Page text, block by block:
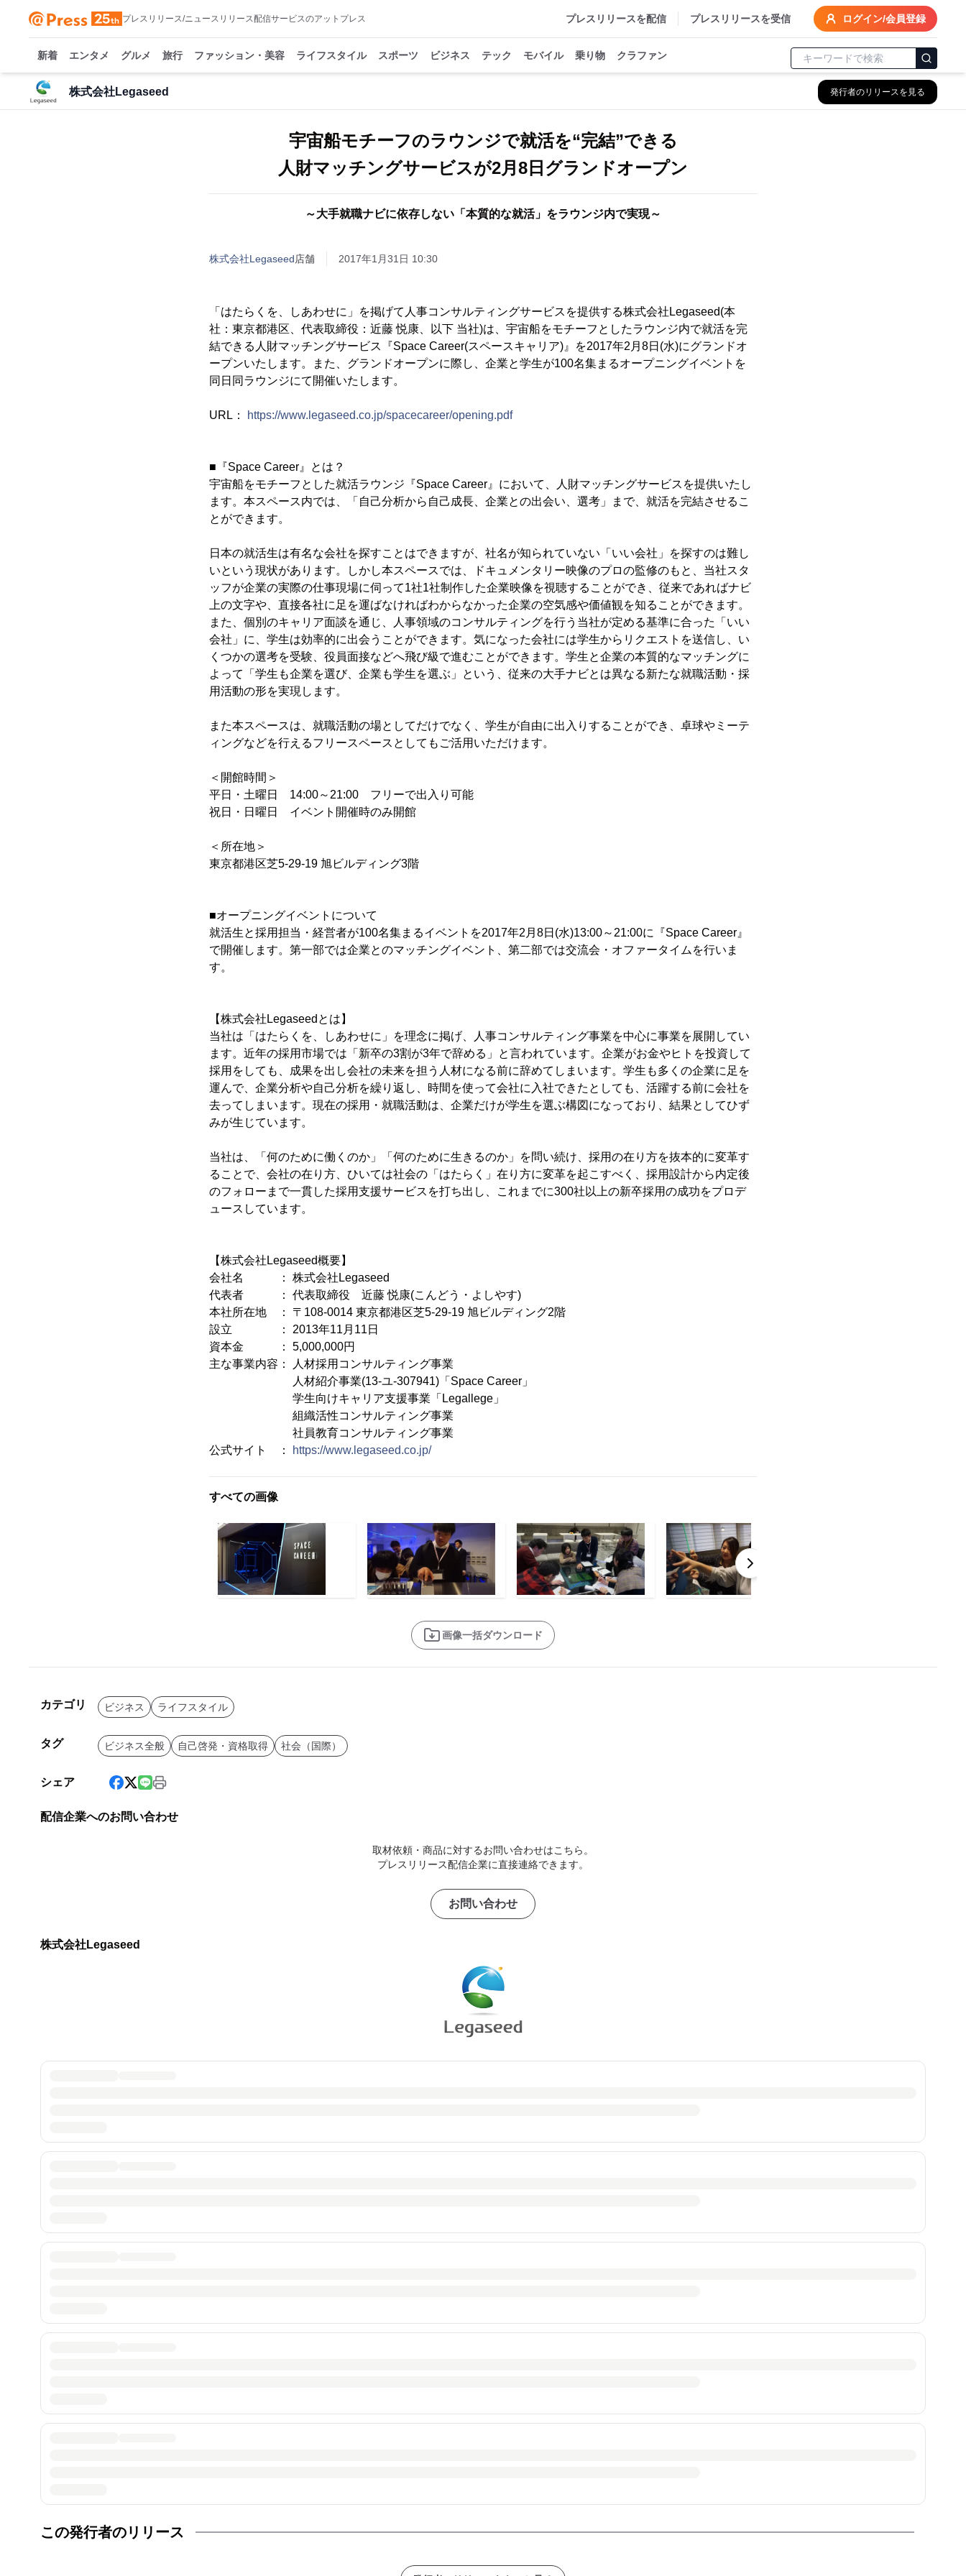
プレスリリース/ニュースリリース配信サービスのアットプレス プレスリリースを配信 プレスリリースを受信 ログイン/会員登録
新着 エンタメ グルメ 旅行 ファッション・美容 ライフスタイル スポーツ ビジネス テック モバイル 乗り物 クラファン
株式会社Legaseed 発行者のリリースを見る
宇宙船モチーフのラウンジで就活を“完結”できる
人財マッチングサービスが2月8日グランドオープン
～大手就職ナビに依存しない「本質的な就活」をラウンジ内で実現～
株式会社Legaseed店舗 2017年1月31日 10:30
「はたらくを、しあわせに」を掲げて人事コンサルティングサービスを提供する株式会社Legaseed(本
社：東京都港区、代表取締役：近藤 悦康、以下 当社)は、宇宙船をモチーフとしたラウンジ内で就活を完
結できる人財マッチングサービス『Space Career(スペースキャリア)』を2017年2月8日(水)にグランドオ
ープンいたします。また、グランドオープンに際し、企業と学生が100名集まるオープニングイベントを
同日同ラウンジにて開催いたします。
URL： https://www.legaseed.co.jp/spacecareer/opening.pdf
■『Space Career』とは？
宇宙船をモチーフとした就活ラウンジ『Space Career』において、人財マッチングサービスを提供いたし
ます。本スペース内では、「自己分析から自己成長、企業との出会い、選考」まで、就活を完結させるこ
とができます。
日本の就活生は有名な会社を探すことはできますが、社名が知られていない「いい会社」を探すのは難し
いという現状があります。しかし本スペースでは、ドキュメンタリー映像のプロの監修のもと、当社スタ
ッフが企業の実際の仕事現場に伺って1社1社制作した企業映像を視聴することができ、従来であればナビ
上の文字や、直接各社に足を運ばなければわからなかった企業の空気感や価値観を知ることができます。
また、個別のキャリア面談を通じ、人事領域のコンサルティングを行う当社が定める基準に合った「いい
会社」に、学生は効率的に出会うことができます。気になった会社には学生からリクエストを送信し、い
くつかの選考を受験、役員面接などへ飛び級で進むことができます。学生と企業の本質的なマッチングに
よって「学生も企業を選び、企業も学生を選ぶ」という、従来の大手ナビとは異なる新たな就職活動・採
用活動の形を実現します。
また本スペースは、就職活動の場としてだけでなく、学生が自由に出入りすることができ、卓球やミーテ
ィングなどを行えるフリースペースとしてもご活用いただけます。
＜開館時間＞
平日・土曜日 14:00～21:00 フリーで出入り可能
祝日・日曜日 イベント開催時のみ開館
＜所在地＞
東京都港区芝5-29-19 旭ビルディング3階
■オープニングイベントについて
就活生と採用担当・経営者が100名集まるイベントを2017年2月8日(水)13:00～21:00に『Space Career』
で開催します。第一部では企業とのマッチングイベント、第二部では交流会・オファータイムを行いま
す。
【株式会社Legaseedとは】
当社は「はたらくを、しあわせに」を理念に掲げ、人事コンサルティング事業を中心に事業を展開してい
ます。近年の採用市場では「新卒の3割が3年で辞める」と言われています。企業がお金やヒトを投資して
採用をしても、成果を出し会社の未来を担う人材になる前に辞めてしまいます。学生も多くの企業に足を
運んで、企業分析や自己分析を繰り返し、時間を使って会社に入社できたとしても、活躍する前に会社を
去ってしまいます。現在の採用・就職活動は、企業だけが学生を選ぶ構図になっており、結果としてひず
みが生じています。
当社は、「何のために働くのか」「何のために生きるのか」を問い続け、採用の在り方を抜本的に変革す
ることで、会社の在り方、ひいては社会の「はたらく」在り方に変革を起こすべく、採用設計から内定後
のフォローまで一貫した採用支援サービスを打ち出し、これまでに300社以上の新卒採用の成功をプロデ
ュースしています。
【株式会社Legaseed概要】
会社名 ： 株式会社Legaseed
代表者 ： 代表取締役 近藤 悦康(こんどう・よしやす)
本社所在地 ： 〒108-0014 東京都港区芝5-29-19 旭ビルディング2階
設立 ： 2013年11月11日
資本金 ： 5,000,000円
主な事業内容： 人材採用コンサルティング事業
人材紹介事業(13-ユ-307941)「Space Career」
学生向けキャリア支援事業「Legallege」
組織活性コンサルティング事業
社員教育コンサルティング事業
公式サイト ：
https://www.legaseed.co.jp/
すべての画像
画像一括ダウンロード
カテゴリ ビジネス ライフスタイル
タグ ビジネス全般 自己啓発・資格取得 社会（国際）
シェア
配信企業へのお問い合わせ
取材依頼・商品に対するお問い合わせはこちら。
プレスリリース配信企業に直接連絡できます。
お問い合わせ
株式会社Legaseed
この発行者のリリース